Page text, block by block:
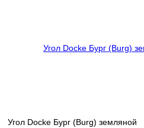
наличии
Угол Docke Бург (Burg) земляной